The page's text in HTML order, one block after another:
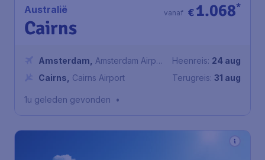
Australië
Cairns
€1.068*
vanaf
Amsterdam
Amsterdam Airport
Schiphol
Cairns Cairns Airport
Heenreis: 24 aug
Terugreis: 31 aug
1u geleden gevonden •